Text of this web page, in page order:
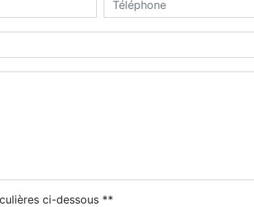
cookies
ci-dessous **